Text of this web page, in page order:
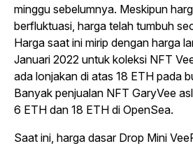
minggu sebelumnya. Meskipun
berfluktuasi, harga telah tumbuh
Harga saat ini mirip dengan harga
Januari 2022 untuk koleksi NFT
ada lonjakan di atas 18 ETH pada
Banyak penjualan NFT GaryVee
6 ETH dan 18 ETH di OpenSea.
Saat ini, harga dasar Drop Mini